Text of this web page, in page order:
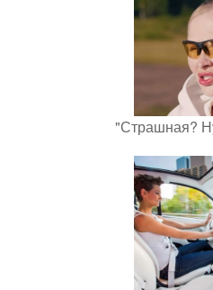
"Страшная?